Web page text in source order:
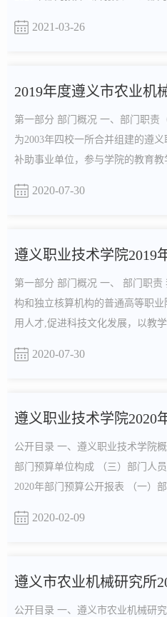
2021-03-26
第一部分 部门概况 一、部门职责
为2003年四校一所合并组建的遵
补助事业单位，参与学院的教育
2020-07-30
遵义职业技术学院2019
第一部分 部门概况 一、 部门职
构和独立核算机构的普通高等职
用人才,促进科技文化发展，以教
2020-07-30
公开目录 一、遵义职业技术学院
部门预算单位构成 （三）部门人
2020年部门预算公开报表 （一）
2020-02-09
公开目录 一、遵义市农业机械研